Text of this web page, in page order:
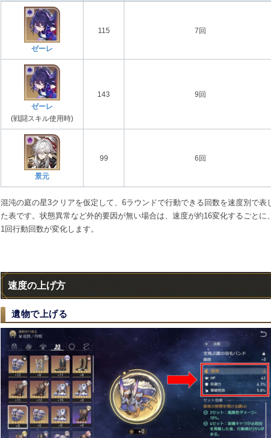
ゼーレ
115 7回
ゼーレ
(戦闘スキル使用時)
143 9回
景元
99 6回
混沌の庭の星3クリアを仮定して、6ラウンドで行動できる回数を速度別で表
た表です。状態異常など外的要因が無い場合は、速度が約16変化するごとに、
1回行動回数が変化します。
速度の上げ方
遺物で上げる